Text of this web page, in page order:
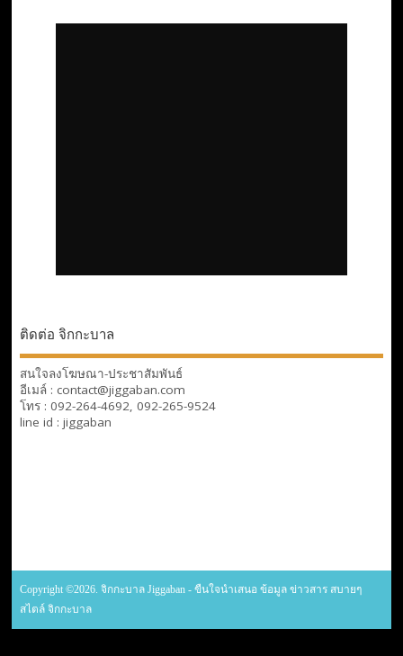
ติดต่อ จิกกะบาล
สนใจลงโฆษณา-ประชาสัมพันธ์
อีเมล์ : contact@jiggaban.com
โทร : 092-264-4692, 092-265-9524
line id : jiggaban
Copyright ©2026. จิกกะบาล Jiggaban - ขืนใจนำเสนอ ข้อมูล ข่าวสาร สบายๆ
สไตล์ จิกกะบาล